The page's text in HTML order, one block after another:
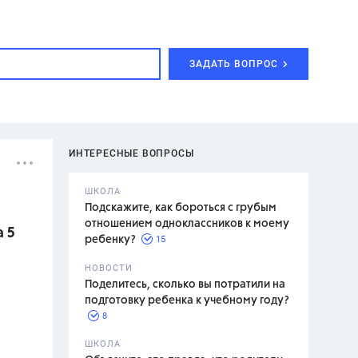
ЗАДАТЬ ВОПРОС
ИНТЕРЕСНЫЕ ВОПРОСЫ
ШКОЛА
Подскажите, как бороться с грубым
отношением одноклассников к моему
ребенку?
15
НОВОСТИ
Поделитесь, сколько вы потратили на
подготовку ребенка к учебному году?
8
ШКОЛА
5